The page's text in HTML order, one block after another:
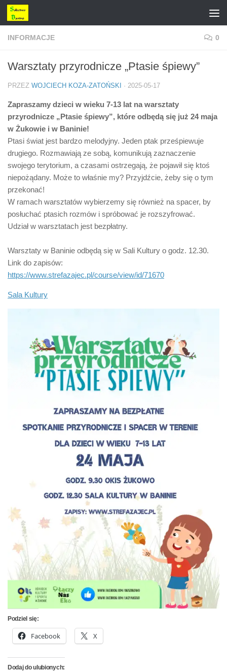
Przejdź do treści
INFORMACJE 0
Warsztaty przyrodnicze „Ptasie śpiewy”
PRZEZ WOJCIECH KOZA-ZATOŃSKI · 2025-05-17
Zapraszamy dzieci w wieku 7-13 lat na warsztaty
przyrodnicze „Ptasie śpiewy”, które odbędą się już 24 maja
w Żukowie i w Baninie!
Ptasi świat jest bardzo melodyjny. Jeden ptak prześpiewuje
drugiego. Rozmawiają ze sobą, komunikują zaznaczenie
swojego terytorium, a czasami ostrzegają, że pojawił się ktoś
niepożądany. Może to właśnie my? Przyjdźcie, żeby się o tym
przekonać!
W ramach warsztatów wybierzemy się również na spacer, by
posłuchać ptasich rozmów i spróbować je rozszyfrować.
Udział w warsztatach jest bezpłatny.
Warsztaty w Baninie odbędą się w Sali Kultury o godz. 12.30.
Link do zapisów:
https://www.strefazajec.pl/course/view/id/71670
Sala Kultury
Podziel się:
Facebook X
Dodaj do ulubionych: